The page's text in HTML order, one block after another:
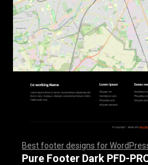
Best footer designs for
,,,,,,,,,,,,,,,,,,,,,,,,,,,,,,,,,,,
,,,,,,,,,,,,,,,,,,,,,,,,,,,,,,,,,,,
,,,,,,,,
Pure Footer Dark PFD-